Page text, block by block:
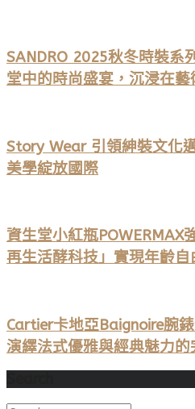
SANDRO 2025秋冬時裝系
堂中的時尚盛宴，沉浸在
Story Wear 引領紳裝文化
美學綻放國際
資生堂小紅瓶POWERMAX
再生活酵科技」實現年齡自
Cartier卡地亞Baignoire腕
演繹法式優雅與經典魅力的